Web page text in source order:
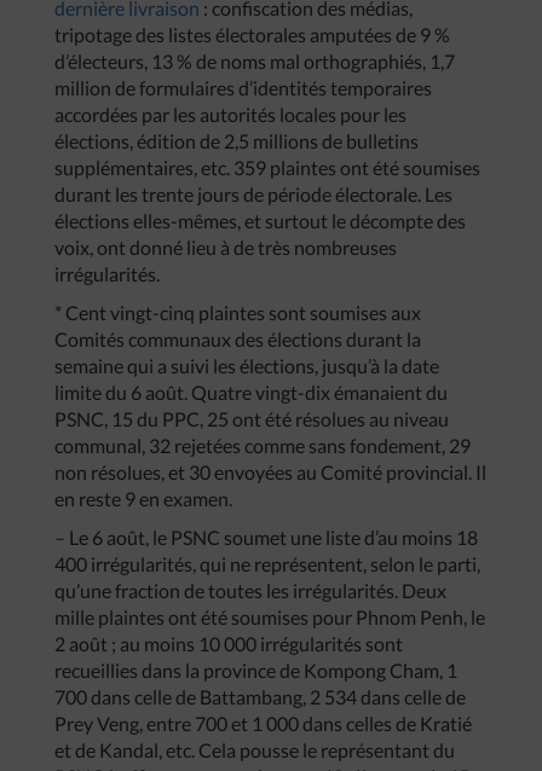
dernière livraison : confiscation des médias,
tripotage des listes électorales amputées de 9 %
d’électeurs, 13 % de noms mal orthographiés, 1,7
million de formulaires d’identités temporaires
accordées par les autorités locales pour les
élections, édition de 2,5 millions de bulletins
supplémentaires, etc. 359 plaintes ont été soumises
durant les trente jours de période électorale. Les
élections elles-mêmes, et surtout le décompte des
voix, ont donné lieu à de très nombreuses
irrégularités.
* Cent vingt-cinq plaintes sont soumises aux
Comités communaux des élections durant la
semaine qui a suivi les élections, jusqu’à la date
limite du 6 août. Quatre vingt-dix émanaient du
PSNC, 15 du PPC, 25 ont été résolues au niveau
communal, 32 rejetées comme sans fondement, 29
non résolues, et 30 envoyées au Comité provincial. Il
en reste 9 en examen.
– Le 6 août, le PSNC soumet une liste d’au moins 18
400 irrégularités, qui ne représentent, selon le parti,
qu’une fraction de toutes les irrégularités. Deux
mille plaintes ont été soumises pour Phnom Penh, le
2 août ; au moins 10 000 irrégularités sont
recueillies dans la province de Kompong Cham, 1
700 dans celle de Battambang, 2 534 dans celle de
Prey Veng, entre 700 et 1 000 dans celles de Kratié
et de Kandal, etc. Cela pousse le représentant du